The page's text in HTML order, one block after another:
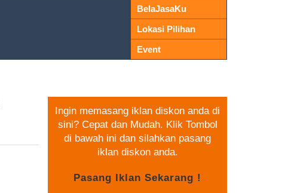
BelaJasaKu
Lokasi Pilihan
Event
Ingin memasang iklan diskon anda di
sini? Cepat dan Mudah. Klik Tombol
di bawah ini dan silahkan pasang
iklan diskon anda.